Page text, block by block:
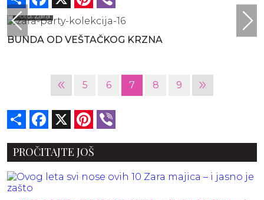
Foto: Zara
BUNDA OD VEŠTAČKOG KRZNA
« 5 6 7 8 9 »
Share Facebook Pinterest
PROČITAJTE JOŠ